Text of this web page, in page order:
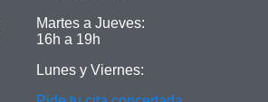
Martes a Jueves:
16h a 19h
Lunes y Viernes: